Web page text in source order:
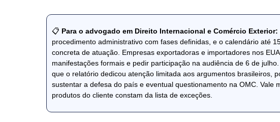
📋 Para o advogado em Direito Internacional e Comércio Exterior:
procedimento administrativo com fases definidas, e o calendário até
concreta de atuação. Empresas exportadoras e importadores nos
manifestações formais e pedir participação na audiência de 6 de
que o relatório dedicou atenção limitada aos argumentos brasileiros,
sustentar a defesa do país e eventual questionamento na OMC. Vale
produtos do cliente constam da lista de exceções.